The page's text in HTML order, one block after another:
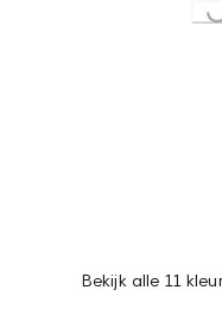
Loading...
Bekijk alle 11